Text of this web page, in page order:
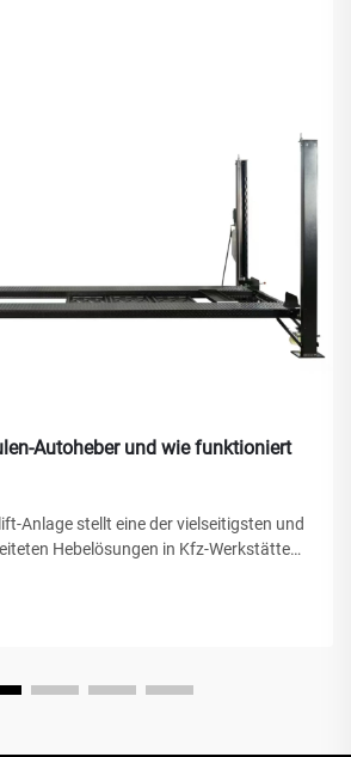
Autoheber und wie funktioniert
Anlage stellt eine der vielseitigsten und
Hebelösungen in Kfz-Werkstätten,
bietet diese mechanische